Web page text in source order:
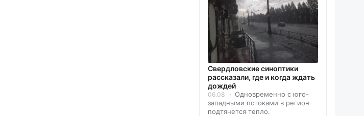
Свердловские синоптики
рассказали, где и когда ждать
дождей
06.08
Одновременно с юго-
западными потоками в регион
подтянется тепло.